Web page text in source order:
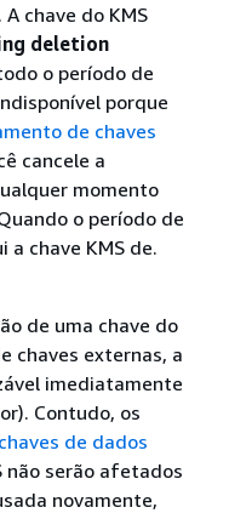
chave do KMS
deletion
o período de
porque
de chaves
cancele a
momento
o período de
a chave KMS de.
de uma chave do
chaves externas, a
imediatamente
Contudo, os
chaves de dados
não serão afetados
novamente,